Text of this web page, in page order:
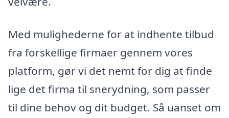
Med mulighederne for at indhente tilbud
fra forskellige firmaer gennem vores
platform, gør vi det nemt for dig at finde
lige det firma til snerydning, som passer
til dine behov og dit budget. Så uanset om